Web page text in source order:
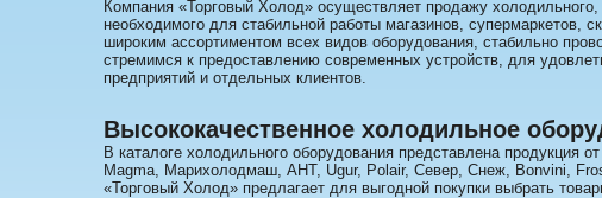
Компания «Торговый Холод» осуществляет продажу холодильного,
необходимого для стабильной работы магазинов, супермаркетов,
широким ассортиментом всех видов оборудования, стабильно
стремимся к предоставлению современных устройств, для
предприятий и отдельных клиентов.
Высококачественное холодильное
В каталоге холодильного оборудования представлена продукция
Magma, Марихолодмаш, AHT, Ugur, Polair, Север, Снеж, Bonvini,
«Торговый Холод» предлагает для выгодной покупки выбрать